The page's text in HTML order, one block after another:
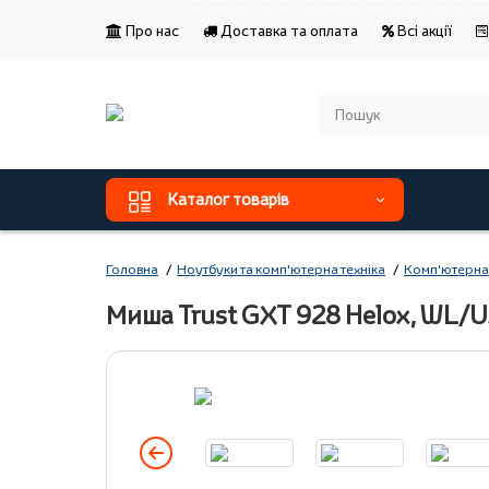
Про нас Доставка та оплата Всі акції
Каталог товарів
Головна Ноутбуки та комп'ютерна техніка
Миша Trust GXT 928 Helox, WL/